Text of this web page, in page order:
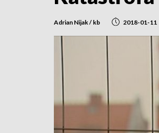
Adrian Nijak / kb 2018-01-11